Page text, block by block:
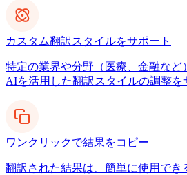
カスタム翻訳スタイルをサポート
特定の業界や分野（医療、金融など
AIを活用した翻訳スタイルの調整を
ワンクリックで結果をコピー
翻訳された結果は、簡単に使用でき